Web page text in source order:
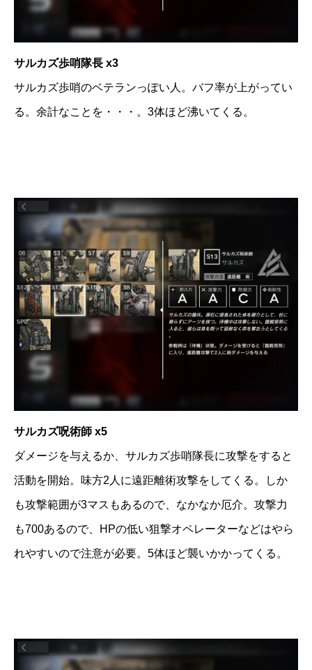
サルカズ歩哨隊長 x3
サルカズ歩哨のベテランっぽい人。バフ率が上がってい
る。余計なことを・・・。3体ほど沸いてくる。
サルカズ呪術師 x5
ダメージを与えるか、サルカズ歩哨隊長に攻撃をすると
活動を開始。味方2人に遠距離術攻撃をしてくる。しか
も攻撃範囲が3マスもあるので、なかなか厄介。攻撃力
も700あるので、HPの低い狙撃オペレーターなどはやら
れやすいので注意が必要。5体ほど襲いかかってくる。